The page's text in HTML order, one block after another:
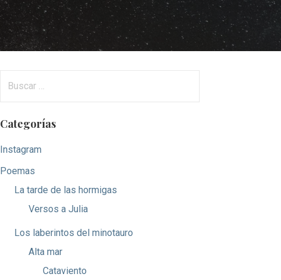
Categorías
Instagram
Poemas
La tarde de las hormigas
Versos a Julia
Los laberintos del minotauro
Alta mar
Cataviento